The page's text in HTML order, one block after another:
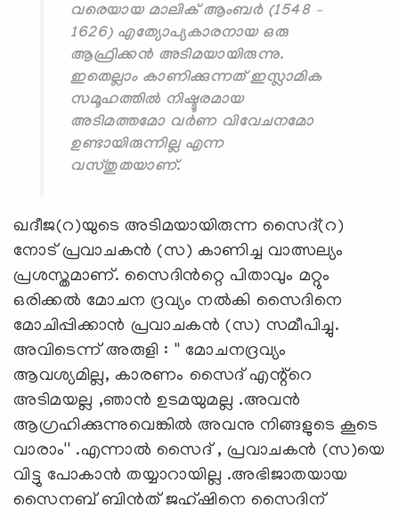
വരെയായ മാലിക് ആംബർ (1548 –
1626) എത്യോപ്യകാരനായ ഒരു
ആഫ്രിക്കൻ അടിമയായിരുന്നു.
ഇതെല്ലാം കാണിക്കുന്നത് ഇസ്ലാമിക
സമൂഹത്തിൽ നിഷ്ടൂരമായ
അടിമത്തമോ വർണ വിവേചനമോ
ഉണ്ടായിരുന്നില്ല എന്ന
വസ്തുതയാണ്.
ഖദീജ(റ)യുടെ അടിമയായിരുന്ന സൈദ്(റ)
നോട് പ്രവാചകൻ (സ) കാണിച്ച വാത്സല്യം
പ്രശസ്തമാണ്. സൈദിൻറ്റെ പിതാവും മറ്റും
ഒരിക്കൽ മോചന ദ്രവ്യം നൽകി സൈദിനെ
മോചിപ്പിക്കാൻ പ്രവാചകൻ (സ) സമീപിച്ചു.
അവിടെന്ന് അരുളി : '' മോചനദ്രവ്യം
ആവശ്യമില്ല, കാരണം സൈദ് എന്റ്റെ
അടിമയല്ല ,ഞാൻ ഉടമയുമല്ല .അവൻ
ആഗ്രഹിക്കുന്നുവെങ്കിൽ അവനു നിങ്ങളുടെ കൂടെ
വാരാം'' .എന്നാൽ സൈദ് , പ്രവാചകൻ (സ)യെ
വിട്ടു പോകാൻ തയ്യാറായില്ല .അഭിജാതയായ
സൈനബ് ബിൻത് ജഹ്ഷിനെ സൈദിന്